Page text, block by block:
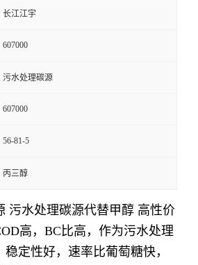
长江江宇
607000
污水处理碳源
607000
56-81-5
丙三醇
污水处理碳源代替甲醇 高性价
高，BC比高，作为污水处理
定性好，速率比葡萄糖快，